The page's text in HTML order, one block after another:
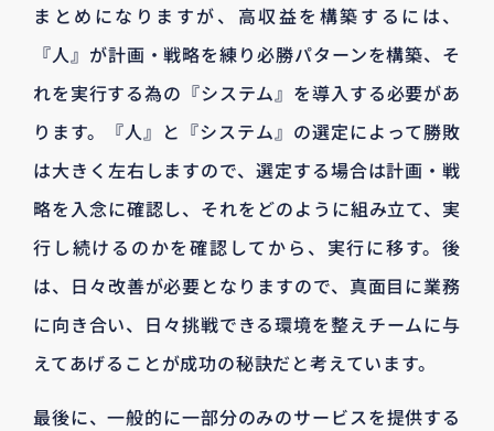
まとめになりますが、高収益を構築するには、
『人』が計画・戦略を練り必勝パターンを構築、そ
れを実行する為の『システム』を導入する必要があ
ります。『人』と『システム』の選定によって勝敗
は大きく左右しますので、選定する場合は計画・戦
略を入念に確認し、それをどのように組み立て、実
行し続けるのかを確認してから、実行に移す。後
は、日々改善が必要となりますので、真面目に業務
に向き合い、日々挑戦できる環境を整えチームに与
えてあげることが成功の秘訣だと考えています。
最後に、一般的に一部分のみのサービスを提供する